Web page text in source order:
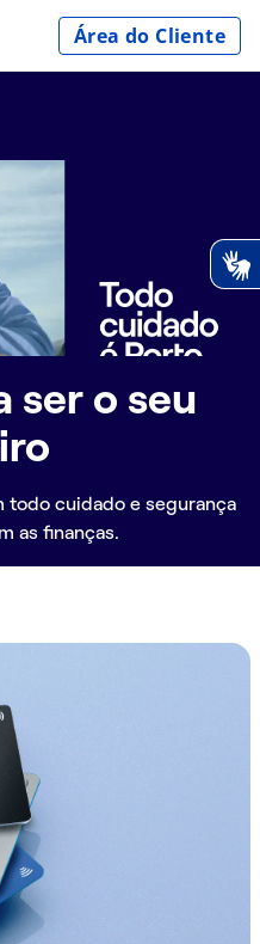
Área do Cliente
ser o seu
todo cuidado e segurança
as finanças.